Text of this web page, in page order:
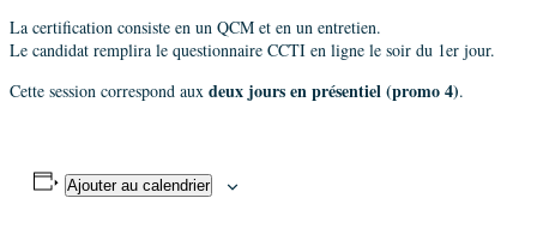
La certification consiste en un QCM et en un entretien.
Le candidat remplira le questionnaire CCTI en ligne le soir du 1er jour.
Cette session correspond aux deux jours en présentiel (promo 4).
Ajouter au calendrier